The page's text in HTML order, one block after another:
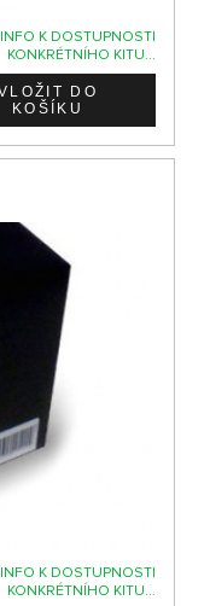
INFO K DOSTUPNOSTI
KONKRÉTNÍHO KITU...
INFO K DOSTUPNOSTI
KONKRÉTNÍHO KITU...